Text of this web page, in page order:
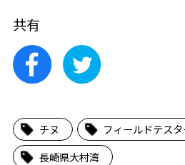
共有
チヌ フィールドテスタ
長崎県大村湾